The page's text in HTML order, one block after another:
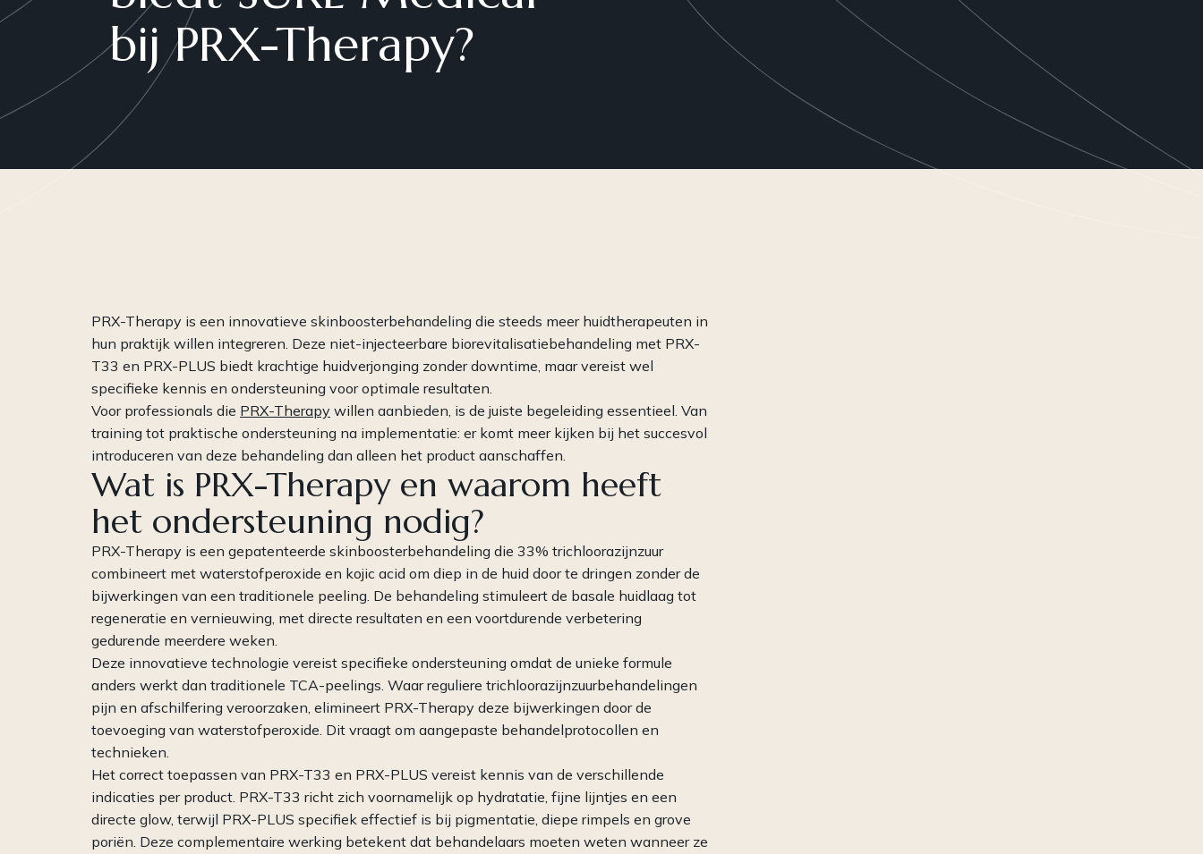
Plasma
RF-Microneedling
Een compleet
cosmeceuticalconcept: van
professionele behandelingen tot
krachtige producten voor
Een resultaat gerichte cosmeceutical,
vol actieve ingrediënten, gebaseerd
op clean science. Exclusief voor
(para-)medische huidprofessionals.
Peelings
Skinboosters
bij PRX-Therapy?
PRX-Therapy is een innovatieve skinboosterbehandeling die steeds meer huidtherapeuten in
hun praktijk willen integreren. Deze niet-injecteerbare biorevitalisatiebehandeling met PRX-
T33 en PRX-PLUS biedt krachtige huidverjonging zonder downtime, maar vereist wel
specifieke kennis en ondersteuning voor optimale resultaten.
Voor professionals die PRX-Therapy willen aanbieden, is de juiste begeleiding essentieel. Van
training tot praktische ondersteuning na implementatie: er komt meer kijken bij het succesvol
introduceren van deze behandeling dan alleen het product aanschaffen.
Wat is PRX-Therapy en waarom heeft
het ondersteuning nodig?
PRX-Therapy is een gepatenteerde skinboosterbehandeling die 33% trichloorazijnzuur
combineert met waterstofperoxide en kojic acid om diep in de huid door te dringen zonder de
bijwerkingen van een traditionele peeling. De behandeling stimuleert de basale huidlaag tot
regeneratie en vernieuwing, met directe resultaten en een voortdurende verbetering
gedurende meerdere weken.
Deze innovatieve technologie vereist specifieke ondersteuning omdat de unieke formule
anders werkt dan traditionele TCA-peelings. Waar reguliere trichloorazijnzuurbehandelingen
pijn en afschilfering veroorzaken, elimineert PRX-Therapy deze bijwerkingen door de
toevoeging van waterstofperoxide. Dit vraagt om aangepaste behandelprotocollen en
technieken.
Het correct toepassen van PRX-T33 en PRX-PLUS vereist kennis van de verschillende
indicaties per product. PRX-T33 richt zich voornamelijk op hydratatie, fijne lijntjes en een
directe glow, terwijl PRX-PLUS specifiek effectief is bij pigmentatie, diepe rimpels en grove
poriën. Deze complementaire werking betekent dat behandelaars moeten weten wanneer ze